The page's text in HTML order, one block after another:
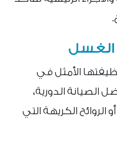
الغسل
الأمثل في
الدورية،
الكريهة التي